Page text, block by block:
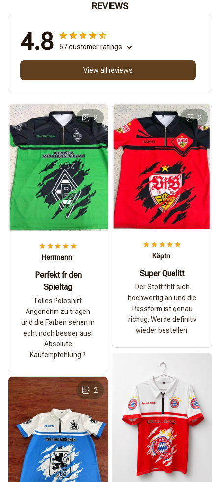
REVIEWS
4.8 57 customer ratings
View all reviews
2
Herrmann
Perfekt fr den
Spieltag
Tolles Poloshirt!
Angenehm zu tragen
und die Farben sehen in
echt noch besser aus.
Absolute
Kaufempfehlung ?
2
Käptn
Super Qualitt
Der Stoff fhlt sich
hochwertig an und die
Passform ist genau
richtig. Werde definitiv
wieder bestellen.
2